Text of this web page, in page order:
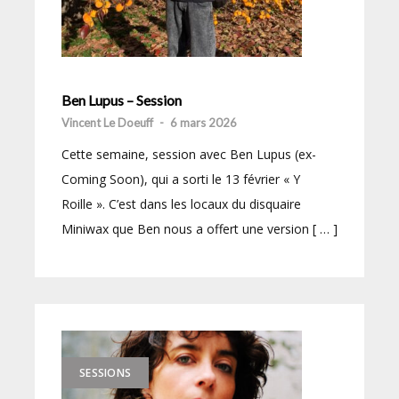
Ben Lupus – Session
Vincent Le Doeuff - 6 mars 2026
Cette semaine, session avec Ben Lupus (ex-
Coming Soon), qui a sorti le 13 février « Y
Roille ». C’est dans les locaux du disquaire
Miniwax que Ben nous a offert une version [ … ]
SESSIONS